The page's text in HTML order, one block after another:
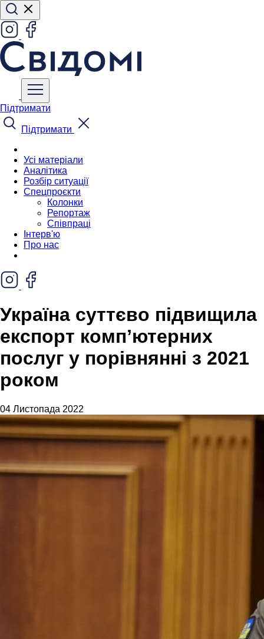
Підтримати
Підтримати
Усі матеріали
Аналітика
Розбір ситуації
Спецпроєкти
Колонки
Репортаж
Співпраці
Інтерв'ю
Про нас
Україна суттєво підвищила
експорт компʼютерних
послуг у порівнянні з 2021
роком
04 Листопада 2022